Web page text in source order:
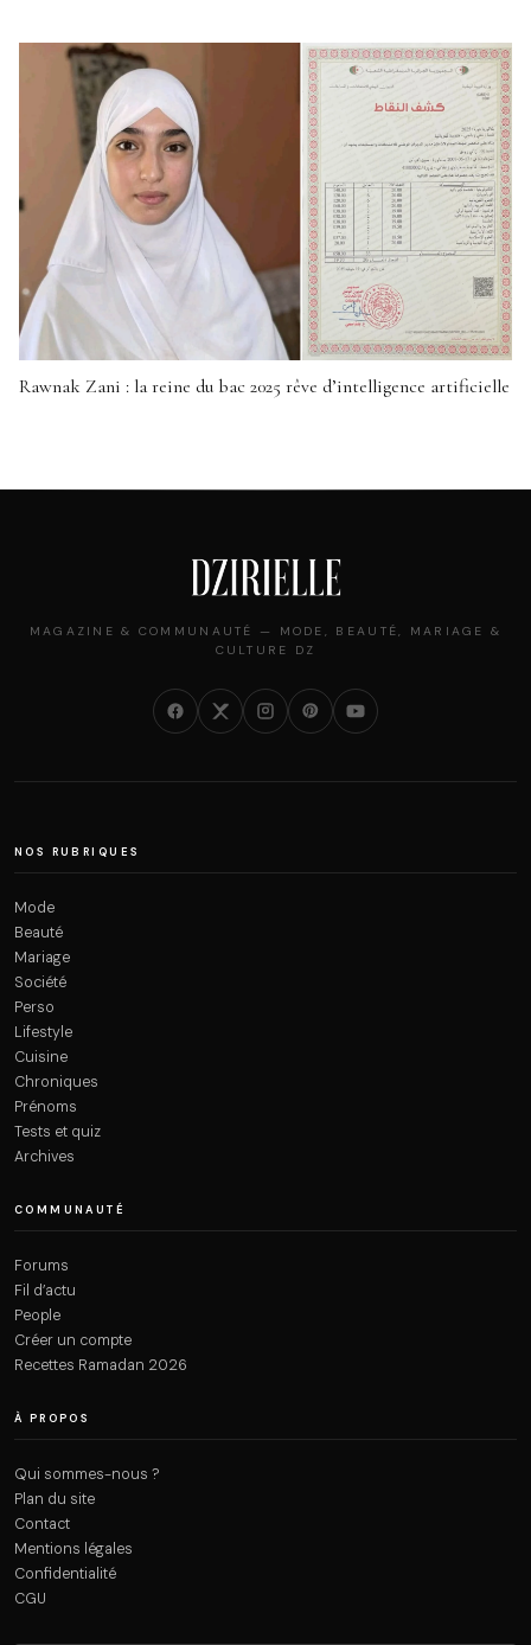
Rawnak Zani : la reine du bac 2025 rêve d’intelligence artificielle
MAGAZINE & COMMUNAUTÉ — MODE, BEAUTÉ, MARIAGE &
CULTURE DZ
NOS RUBRIQUES
Mode
Beauté
Mariage
Société
Perso
Lifestyle
Cuisine
Chroniques
Prénoms
Tests et quiz
Archives
COMMUNAUTÉ
Forums
Fil d’actu
People
Créer un compte
Recettes Ramadan 2026
À PROPOS
Qui sommes-nous ?
Plan du site
Contact
Mentions légales
Confidentialité
CGU